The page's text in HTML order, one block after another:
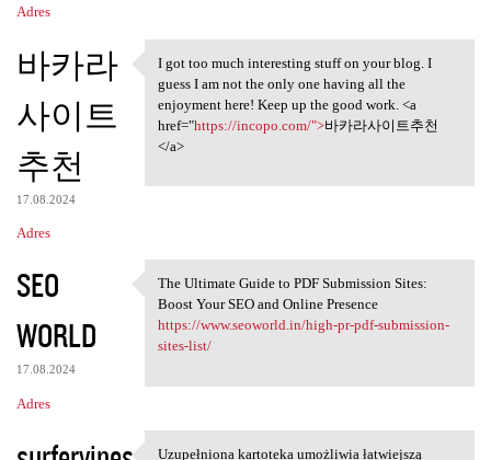
Adres
바카라
사이트
추천
17.08.2024
Adres
I got too much interesting
I got too much interesting stuff on your blog. I
guess I am not the only one having all the
enjoyment here! Keep up the good work. <a
href="https://incopo.com/">바카라사이트추천
</a>
SEO
WORLD
17.08.2024
Adres
The Ultimate Guide to PDF
The Ultimate Guide to PDF Submission Sites:
Boost Your SEO and Online Presence
https://www.seoworld.in/high-pr-pdf-submission-
sites-list/
Uzupełniona kartoteka umożliwia łatwiejszą